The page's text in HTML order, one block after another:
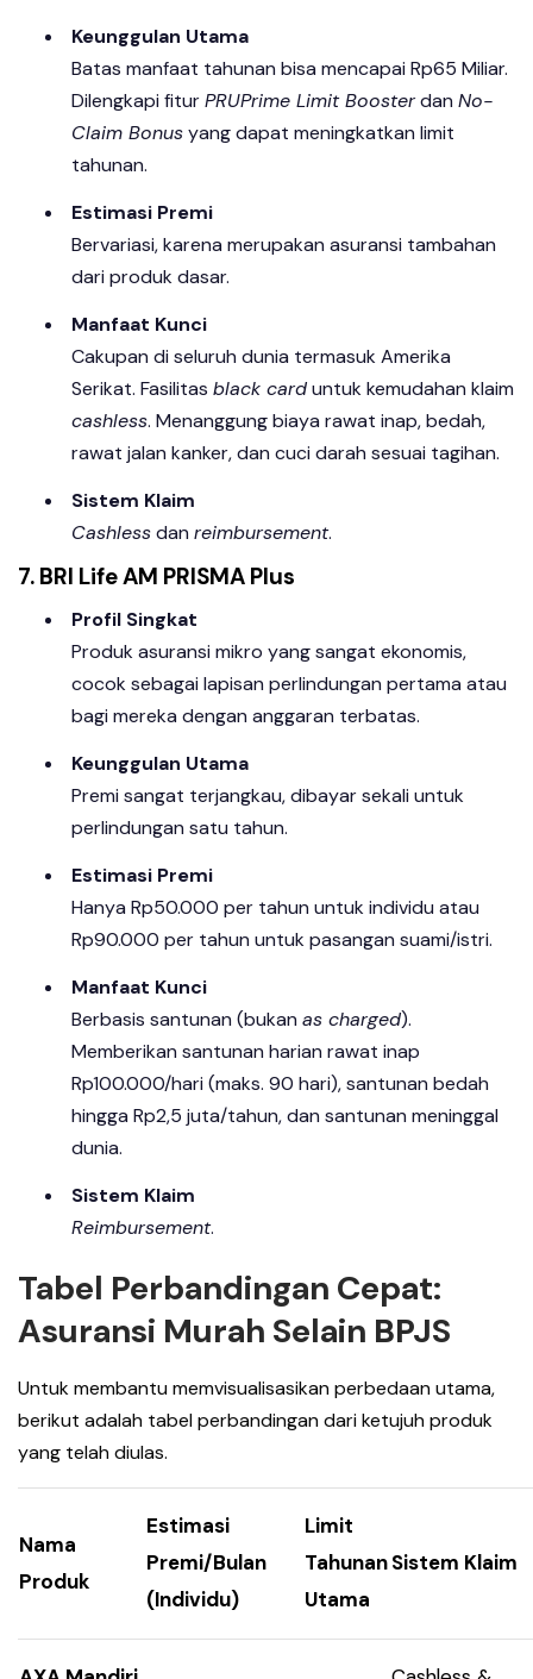
Keunggulan Utama
Batas manfaat tahunan bisa mencapai Rp65 Miliar.
Dilengkapi fiturPRUPrime Limit Boosterdan No-
Claim Bonusyang dapat meningkatkan limit
tahunan.
Estimasi Premi
Bervariasi, karena merupakan asuransi tambahan
dari produk dasar.
Manfaat Kunci
Cakupan di seluruh dunia termasuk Amerika
Serikat. Fasilitas black carduntuk kemudahan klaim
cashless. Menanggung biaya rawat inap, bedah,
rawat jalan kanker, dan cuci darah sesuai tagihan.
Sistem Klaim
Cashlessdan reimbursement.
7. BRI Life AM PRISMA Plus
Profil Singkat
Produk asuransi mikro yang sangat ekonomis,
cocok sebagai lapisan perlindungan pertama atau
bagi mereka dengan anggaran terbatas.
Keunggulan Utama
Premi sangat terjangkau, dibayar sekali untuk
perlindungan satu tahun.
Estimasi Premi
Hanya Rp50.000 per tahun untuk individu atau
Rp90.000 per tahun untuk pasangan suami/istri.
Manfaat Kunci
Berbasis santunan (bukan as charged).
Memberikan santunan harian rawat inap
Rp100.000/hari (maks. 90 hari), santunan bedah
hingga Rp2,5 juta/tahun, dan santunan meninggal
dunia.
Sistem Klaim
Reimbursement.
Tabel Perbandingan Cepat:
Asuransi Murah Selain BPJS
Untuk membantu memvisualisasikan perbedaan utama,
berikut adalah tabel perbandingan dari ketujuh produk
yang telah diulas.
Nama
Produk
Estimasi
Premi/Bulan
(Individu)
Limit
Tahunan
Utama
Sistem Klaim